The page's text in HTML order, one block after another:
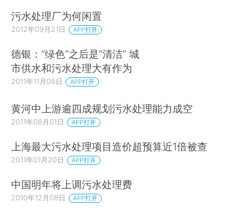
污水处理厂为何闲置
2012年09月21日 APP打开
德银：“绿色”之后是“清洁” 城
市供水和污水处理大有作为
2011年11月08日 APP打开
黄河中上游逾四成规划污水处理能力成空
2011年08月01日 APP打开
上海最大污水处理项目造价超预算近1倍被查
2011年01月20日 APP打开
中国明年将上调污水处理费
2010年12月08日 APP打开